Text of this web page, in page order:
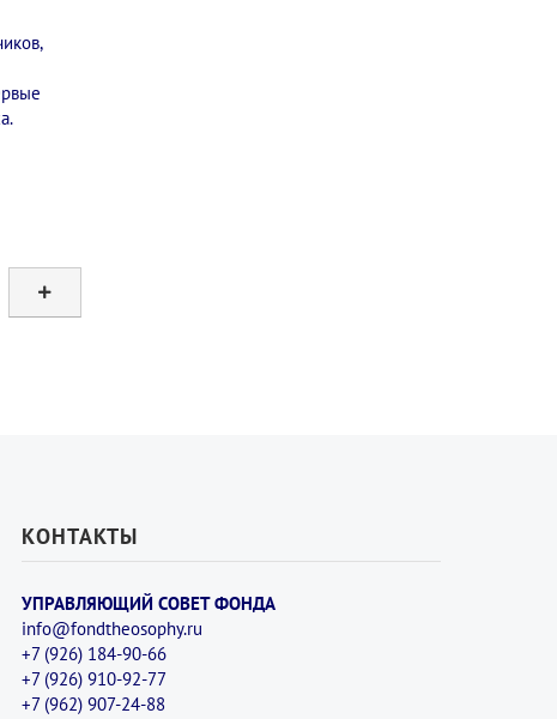
КОНТАКТЫ
УПРАВЛЯЮЩИЙ СОВЕТ ФОНДА
info@fondtheosophy.ru
+7 (926) 184-90-66
+7 (926) 910-92-77
+7 (962) 907-24-88